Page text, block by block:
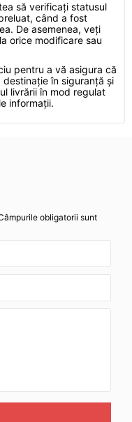
să verificați statusul
când a fost
De asemenea, veți
orice modificare sau
pentru a vă asigura că
în siguranță și
livrării în mod regulat
informații.
obligatorii sunt